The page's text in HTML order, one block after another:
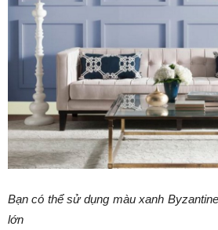
Bạn có thể sử dụng màu xanh
lớn